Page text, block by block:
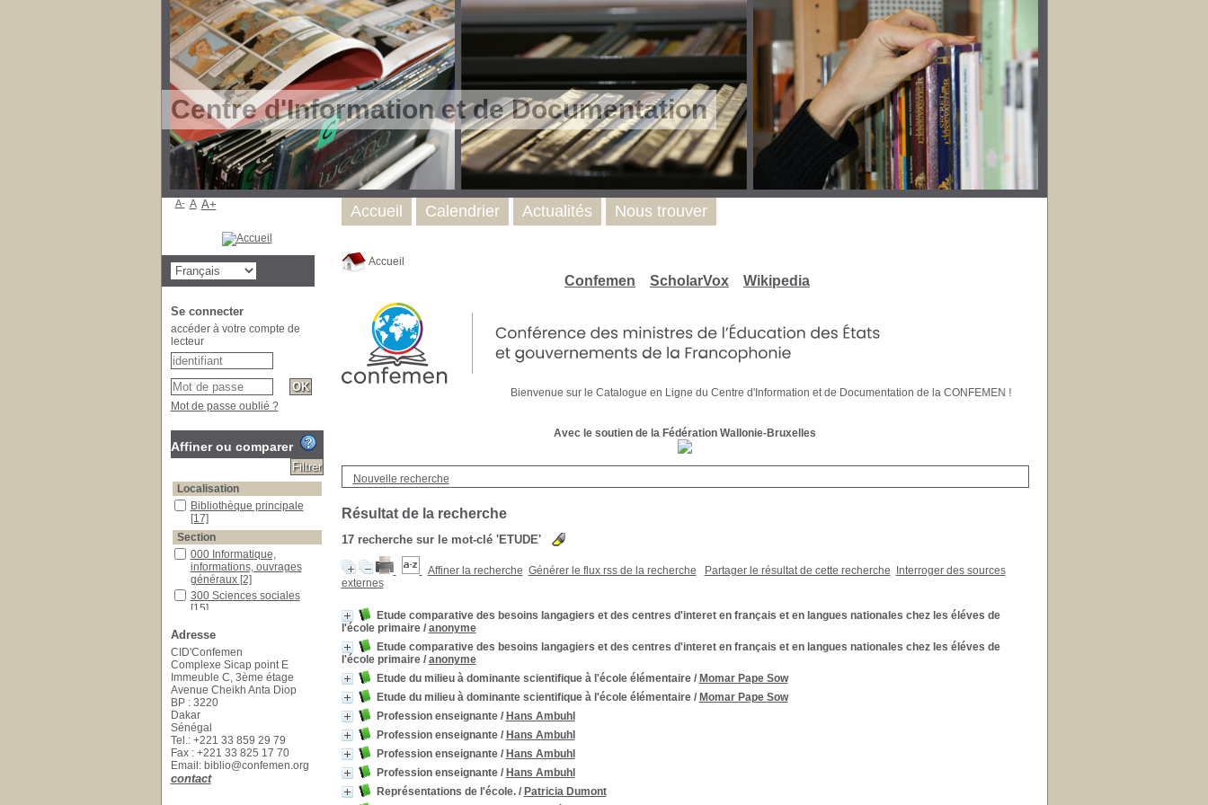
Centre d'Information et de Documentation
Accueil
Confemen ScholarVox Wikipedia
Bienvenue sur le Catalogue en Ligne du Centre d'Information et de Documentation de la CONFEMEN !
Avec le soutien de la Fédération Wallonie-Bruxelles
Nouvelle recherche
Résultat de la recherche
17recherche sur le mot-clé 'ETUDE'
Affiner la recherche Générer le flux rss de la recherche Partager le résultat de cette recherche
Interroger des sources
externes
Etude comparative des besoins langagiers et des centres d'interet en français et en langues nationales chez les éléves de
l'école primaire/ anonyme
Etude comparative des besoins langagiers et des centres d'interet en français et en langues nationales chez les éléves de
l'école primaire/ anonyme
Etude du milieu à dominante scientifique à l'école élémentaire/ Momar Pape Sow
Etude du milieu à dominante scientifique à l'école élémentaire/ Momar Pape Sow
Profession enseignante/ Hans Ambuhl
Profession enseignante/ Hans Ambuhl
Profession enseignante/ Hans Ambuhl
Profession enseignante/ Hans Ambuhl
Représentations de l'école./ Patricia Dumont
Accueil Calendrier Actualités Nous trouver
A- A A+
Se connecter
accéder à votre compte de
lecteur
Mot de passe oublié ?
Affiner ou comparer
Localisation
Bibliothèque principale
[17]
Section
000 Informatique,
informations, ouvrages
généraux [2]
300 Sciences sociales
[15]
Adresse
CID'Confemen
Complexe Sicap point E
Immeuble C, 3ème étage
Avenue Cheikh Anta Diop
BP : 3220
Dakar
Sénégal
Tel.: +221 33 859 29 79
Fax : +221 33 825 17 70
Email: biblio@confemen.org
contact